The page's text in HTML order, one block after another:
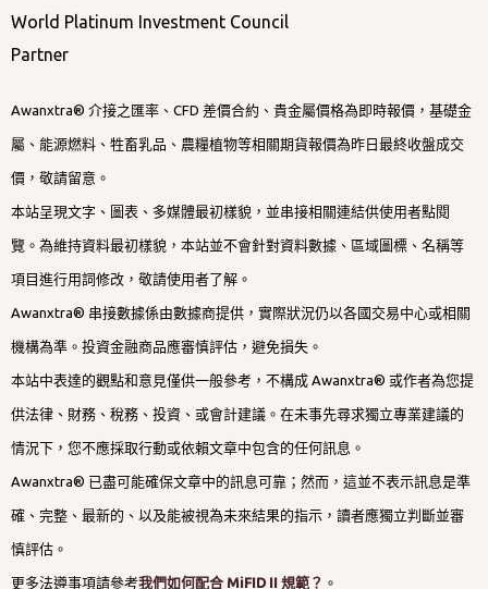
World Platinum Investment Council
Partner
Awanxtra® 介接之匯率、CFD 差價合約、貴金屬價格為即時報價，基礎金
屬、能源燃料、牲畜乳品、農糧植物等相關期貨報價為昨日最終收盤成交
價，敬請留意。
本站呈現文字、圖表、多媒體最初樣貌，並串接相關連結供使用者點閱
覽。為維持資料最初樣貌，本站並不會針對資料數據、區域圖標、名稱等
項目進行用詞修改，敬請使用者了解。
Awanxtra® 串接數據係由數據商提供，實際狀況仍以各國交易中心或相關
機構為準。投資金融商品應審慎評估，避免損失。
本站中表達的觀點和意見僅供一般參考，不構成 Awanxtra® 或作者為您提
供法律、財務、稅務、投資、或會計建議。在未事先尋求獨立專業建議的
情況下，您不應採取行動或依賴文章中包含的任何訊息。
Awanxtra® 已盡可能確保文章中的訊息可靠；然而，這並不表示訊息是準
確、完整、最新的、以及能被視為未來結果的指示，讀者應獨立判斷並審
慎評估。
更多法遵事項請參考我們如何配合 MiFID II 規範？ 。